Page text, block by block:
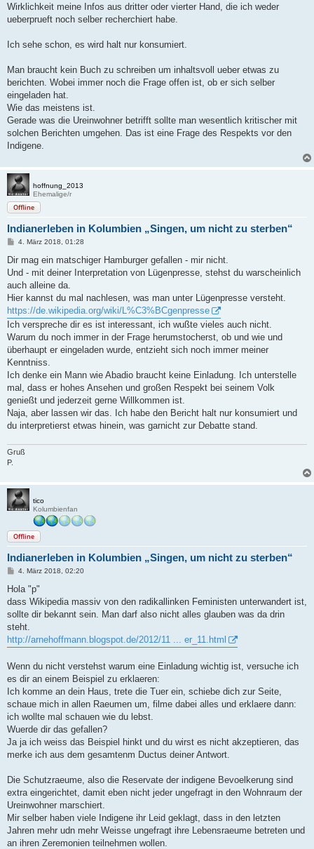
Wirklichkeit meine Infos aus dritter oder vierter Hand, die ich weder
ueberprueft noch selber recherchiert habe.
Ich sehe schon, es wird halt nur konsumiert.
Man braucht kein Buch zu schreiben um inhaltsvoll ueber etwas zu
berichten. Wobei immer noch die Frage offen ist, ob er sich selber
eingeladen hat.
Wie das meistens ist.
Gerade was die Ureinwohner betrifft sollte man wesentlich kritischer mit
solchen Berichten umgehen. Das ist eine Frage des Respekts vor den
Indigene.
hoffnung_2013
Ehemalige/r
Offline
Indianerleben in Kolumbien „Singen, um nicht zu sterben“
B
i
r
a
4. März 2018, 01:28
Dir mag ein matschiger Hamburger gefallen - mir nicht.
Und - mit deiner Interpretation von Lügenpresse, stehst du warscheinlich
auch alleine da.
Hier kannst du mal nachlesen, was man unter Lügenpresse versteht.
https://de.wikipedia.org/wiki/L%C3%BCgenpresse
Ich verspreche dir es ist interessant, ich wußte vieles auch nicht.
Warum du noch immer in der Frage herumstocherst, ob und wie und
überhaupt er eingeladen wurde, entzieht sich noch immer meiner
Kenntniss.
Ich denke ein Mann wie Abadio braucht keine Einladung. Ich unterstelle
mal, dass er hohes Ansehen und großen Respekt bei seinem Volk
genießt und jederzeit gerne Willkommen ist.
Naja, aber lassen wir das. Ich habe den Bericht halt nur konsumiert und
du interpretierst etwas hinein, was garnicht zur Debatte stand.
Gruß
P.
tico
Kolumbienfan
Offline
Indianerleben in Kolumbien „Singen, um nicht zu sterben“
B
i
r
a
4. März 2018, 02:20
Hola "p"
dass Wikipedia massiv von den radikallinken Feministen unterwandert ist,
sollte dir bekannt sein. Man darf also nicht alles glauben was da drin
steht.
http://arnehoffmann.blogspot.de/2012/11 ... er_11.html
Wenn du nicht verstehst warum eine Einladung wichtig ist, versuche ich
es dir an einem Beispiel zu erklaeren:
Ich komme an dein Haus, trete die Tuer ein, schiebe dich zur Seite,
schaue mich in allen Raeumen um, filme dabei alles und erklaere dann:
ich wollte mal schauen wie du lebst.
Wuerde dir das gefallen?
Ja ja ich weiss das Beispiel hinkt und du wirst es nicht akzeptieren, das
merke ich aus dem gesamtenm Ductus deiner Antwort.
Die Schutzraeume, also die Reservate der indigene Bevoelkerung sind
extra eingerichtet, damit eben nicht jeder ungefragt in den Wohnraum der
Ureinwohner marschiert.
Mir selber haben viele Indigene ihr Leid geklagt, dass in den letzten
Jahren mehr udn mehr Weisse ungefragt ihre Lebensraeume betreten und
an ihren Zeremonien teilnehmen wollen.